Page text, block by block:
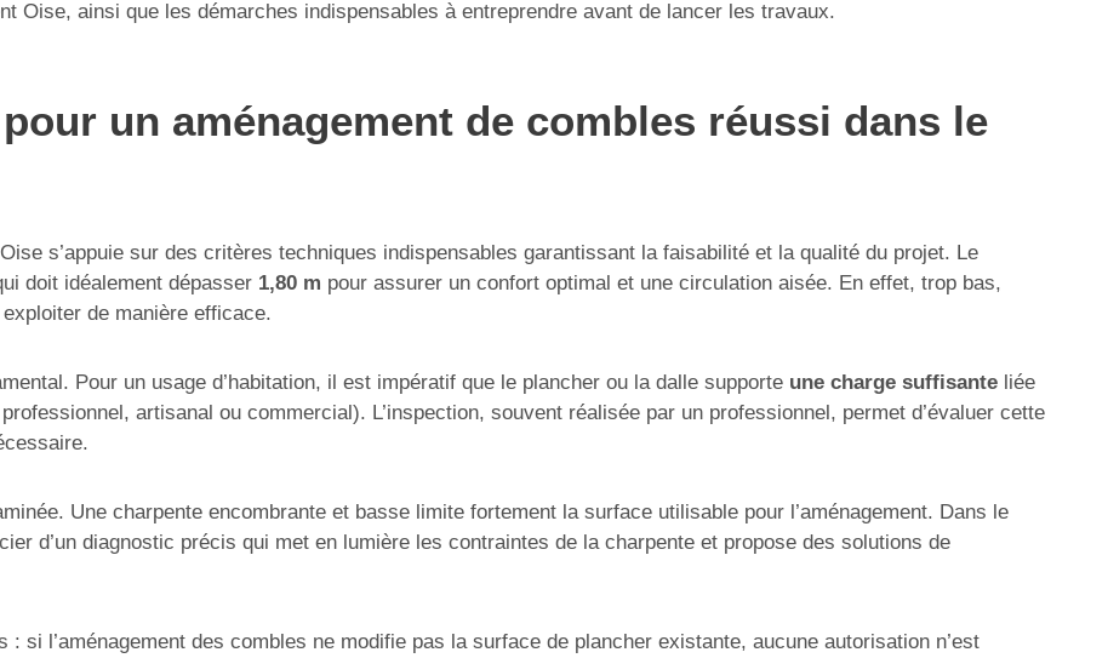
Oise, ainsi que les démarches indispensables à entreprendre avant de lancer les travaux.
un aménagement de combles réussi dans le
s’appuie sur des critères techniques indispensables garantissant la faisabilité et la qualité du projet. Le
doit idéalement dépasser 1,80 m pour assurer un confort optimal et une circulation aisée. En effet, trop bas,
de manière efficace.
Pour un usage d’habitation, il est impératif que le plancher ou la dalle supporte une charge suffisante liée
artisanal ou commercial). L’inspection, souvent réalisée par un professionnel, permet d’évaluer cette
Une charpente encombrante et basse limite fortement la surface utilisable pour l’aménagement. Dans le
d’un diagnostic précis qui met en lumière les contraintes de la charpente et propose des solutions de
si l’aménagement des combles ne modifie pas la surface de plancher existante, aucune autorisation n’est